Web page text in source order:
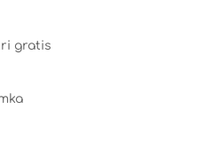
gratis